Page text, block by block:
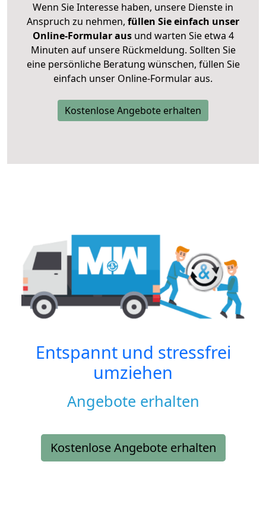
Wenn Sie Interesse haben, unsere Dienste in
Anspruch zu nehmen, füllen Sie einfach unser
Online-Formular ausund warten Sie etwa 4
Minuten auf unsere Rückmeldung. Sollten Sie
eine persönliche Beratung wünschen, füllen Sie
einfach unser Online-Formular aus.
Kostenlose Angebote erhalten
Entspannt und stressfrei
umziehen
Angebote erhalten
Kostenlose Angebote erhalten